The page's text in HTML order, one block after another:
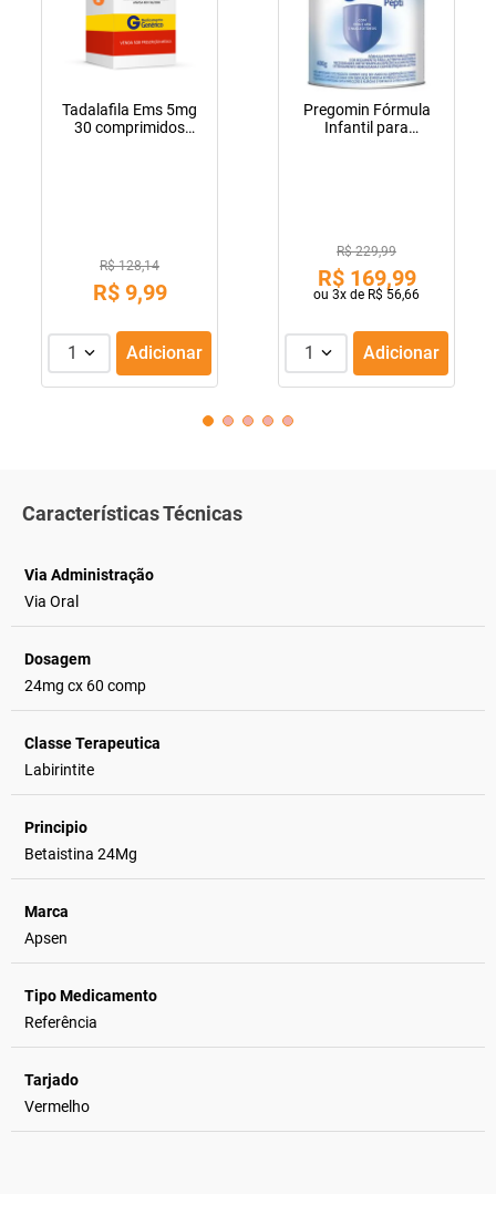
Tadalafila Ems 5mg
30 comprimidos
R$ 128,14
R$ 9,99
1 Adicionar
Pregomin Fórmula
Infantil para
R$ 229,99
R$ 169,99
ou 3x de R$ 56,66
1 Adicionar
Características Técnicas
Via Administração
Via Oral
Dosagem
24mg cx 60 comp
Classe Terapeutica
Labirintite
Principio
Betaistina 24Mg
Marca
Apsen
Tipo Medicamento
Referência
Tarjado
Vermelho